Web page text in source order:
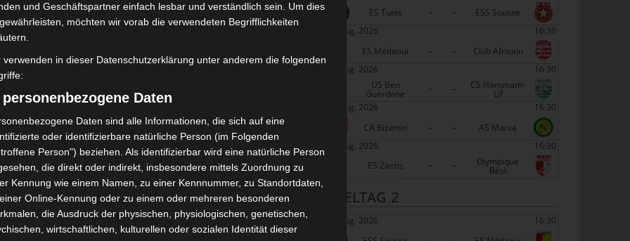
2026 – 22. Spieltag
2026 Rückrunde Tunesien
ES Tunis
- -
ESS Sousse
22 Aug. 2026
16:30
ES Métlaoui
- -
Club Africain
22 Aug. 2026
16:30
US Ben
Guerdane - - CS Hammam-
Lif
22 Aug. 2026
16:30
CA Bizertin
- -
AS Marsa
22 Aug. 2026
16:30
ES Zarzis
- - Olympique
Béjà
SPIELTAG 2
29 Aug. 2026
16:30
und Geschäftspartner einfach lesbar und verständlich sein. Um dies
möchten wir vorab die verwendeten Begrifflichkeiten
verwenden in dieser Datenschutzerklärung unter anderem die folgenden
personenbezogene Daten
Daten sind alle Informationen, die sich auf eine
oder identifizierbare natürliche Person (im Folgenden
Person") beziehen. Als identifizierbar wird eine natürliche Person
die direkt oder indirekt, insbesondere mittels Zuordnung zu
Kennung wie einem Namen, zu einer Kennnummer, zu Standortdaten,
Online-Kennung oder zu einem oder mehreren besonderen
die Ausdruck der physischen, physiologischen, genetischen,
wirtschaftlichen, kulturellen oder sozialen Identität dieser